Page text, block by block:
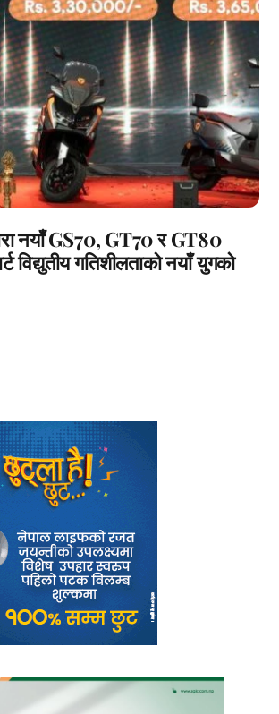
नयाँ GS70, GT70 र GT80
विद्युतीय गतिशीलताको नयाँ युगको